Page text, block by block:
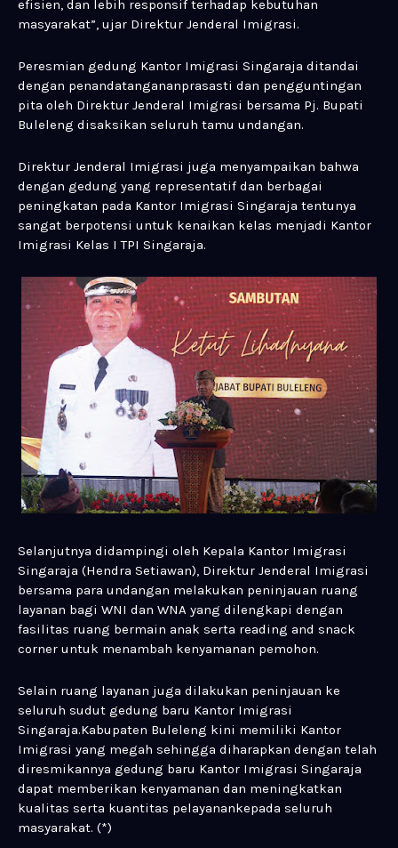
efisien, dan lebih responsif terhadap kebutuhan
masyarakat”, ujar Direktur Jenderal Imigrasi.
Peresmian gedung Kantor Imigrasi Singaraja ditandai
dengan penandatangananprasasti dan pengguntingan
pita oleh Direktur Jenderal Imigrasi bersama Pj. Bupati
Buleleng disaksikan seluruh tamu undangan.
Direktur Jenderal Imigrasi juga menyampaikan bahwa
dengan gedung yang representatif dan berbagai
peningkatan pada Kantor Imigrasi Singaraja tentunya
sangat berpotensi untuk kenaikan kelas menjadi Kantor
Imigrasi Kelas I TPI Singaraja.
Selanjutnya didampingi oleh Kepala Kantor Imigrasi
Singaraja (Hendra Setiawan), Direktur Jenderal Imigrasi
bersama para undangan melakukan peninjauan ruang
layanan bagi WNI dan WNA yang dilengkapi dengan
fasilitas ruang bermain anak serta reading and snack
corner untuk menambah kenyamanan pemohon.
Selain ruang layanan juga dilakukan peninjauan ke
seluruh sudut gedung baru Kantor Imigrasi
Singaraja.Kabupaten Buleleng kini memiliki Kantor
Imigrasi yang megah sehingga diharapkan dengan telah
diresmikannya gedung baru Kantor Imigrasi Singaraja
dapat memberikan kenyamanan dan meningkatkan
kualitas serta kuantitas pelayanankepada seluruh
masyarakat. (*)